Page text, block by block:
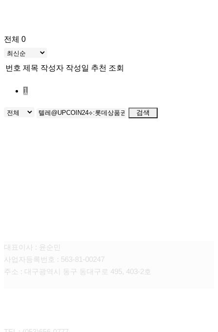
전체 0
번호 제목 작성자 작성일 추천 조회
1
검색
대표이사 : 윤순민
사업자등록번호 : 563-81-00247
주소 : 대구광역시 동구 동대구로 495, 403-2호